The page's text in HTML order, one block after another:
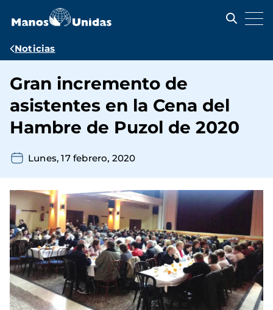
contenido
Ruta
navegación
Noticias
Gran incremento de
asistentes en la Cena del
Hambre de Puzol de 2020
Lunes, 17 febrero, 2020